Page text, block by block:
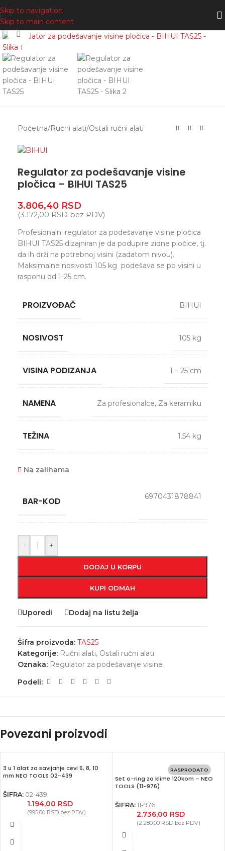
Skip to navigation
Skip to main content
Zumiranje
Početna/Ručni alati/Ostali ručni alati
Regulator za podešavanje visine
pločica – BIHUI TAS25
3.806,40 RSD
(3.172,00 RSD bez PDV)
Profesionalni regulator za podešavanje visine pločica
BIHUI TAS25 dizajniran je da podupire zidne pločice, tj.
da ih drži na potrebnoj visini (zadatom nivou).
Maksimalne nosivosti 105 kg podešava se po visini u
rasponu od 1-25 cm.
PROIZVOĐAČ BIHUI
NOSIVOST 105 kg
VISINA PODIZANJA 1 – 25 cm
NAMENA Za profesionalce, Za keramiku
TEŽINA 1.54 kg
Na zalihama
BAR-KOD 6970431878841
- +
DODAJ U KORPU
KUPI ODMAH
Uporedi Dodaj na listu želja
Šifra proizvoda: TAS25
Kategorije: Ručni alati, Ostali ručni alati
Oznaka: Regulator za podešavanje visine
Podeli:
Povezani proizvodi
3 u 1 alat za savijanje cevi 6, 8, 10
mm NEO TOOLS 02-439
ŠIFRA: 02-439
1.194,00 RSD
(995,00 RSDbez PDV)
RASPRODATO
Set o-ring za klime 120kom – NEO
TOOLS (11-976)
ŠIFRA: 11-976
2.736,00 RSD
(2.280,00 RSDbez PDV)